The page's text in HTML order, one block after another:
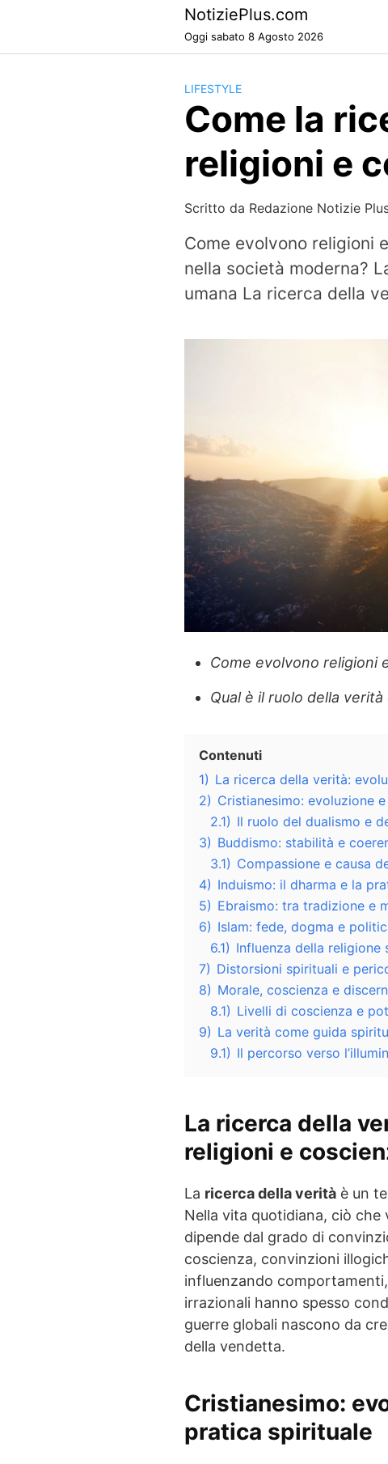
NotiziePlus.com
Oggi sabato 8 Agosto 2026
LIFESTYLE
Come la
religioni e
Scritto da Redazione Notizie
Come evolvono religioni
nella società moderna?
umana La ricerca della
Come evolvono religioni
Qual è il ruolo della
Contenuti
1) La ricerca della verità:
2) Cristianesimo: evoluzione
2.1) Il ruolo del dualismo e
3) Buddismo: stabilità e
3.1) Compassione e causa
4) Induismo: il dharma e la
5) Ebraismo: tra tradizione e
6) Islam: fede, dogma e
6.1) Influenza della religione
7) Distorsioni spirituali e
8) Morale, coscienza e
8.1) Livelli di coscienza e
9) La verità come guida
9.1) Il percorso verso
La ricerca della
religioni e
La ricerca della verità è un
Nella vita quotidiana, ciò
dipende dal grado di
coscienza, convinzioni
influenzando
irrazionali hanno spesso
guerre globali nascono da
della vendetta.
Cristianesimo:
pratica spirituale